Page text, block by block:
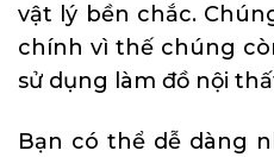
vật lý bền chắc.
chính vì thế chúng
sử dụng làm đồ nội
Bạn có thể dễ dàng